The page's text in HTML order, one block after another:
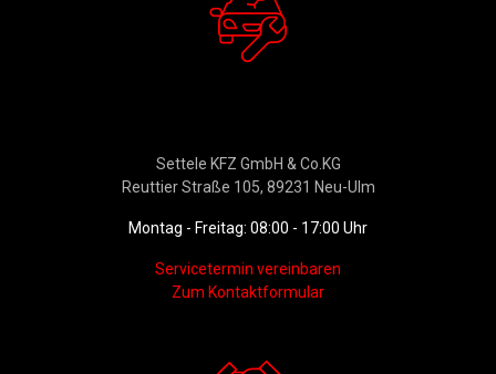
Settele KFZ GmbH & Co.KG
Reuttier Straße 105, 89231 Neu-Ulm
Montag - Freitag: 08:00 - 17:00 Uhr
Servicetermin vereinbaren
Zum Kontaktformular